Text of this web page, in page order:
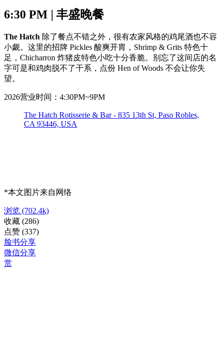
6:30 PM | 丰盛晚餐
The Hatch 除了餐点不错之外，很有农家风格的鸡尾酒也不容
小觑。这里的招牌 Pickles 酸爽开胃，Shrimp & Grits 特色十
足，Chicharron 炸猪皮特色小吃十分香脆。别忘了这间店的名
字可是和鸡肉脱不了干系，点份 Hen of Woods 不会让你失
望。
2026营业时间：4:30PM~9PM
The Hatch Rotisserie & Bar - 835 13th St, Paso Robles,
CA 93446, USA
*本文图片来自网络
浏览 (702.4k)
收藏 (286)
点赞 (337)
脸书分享
微信分享
赏